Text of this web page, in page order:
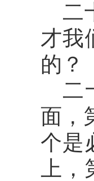
二
才我
的？
二
面，
个是
上